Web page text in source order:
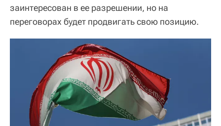
заинтересован в ее разрешении, но на
переговорах будет продвигать свою позицию.